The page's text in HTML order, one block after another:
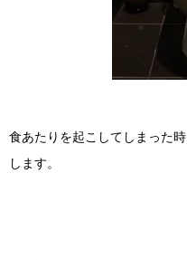
食あたりを起こしてしまった
します。